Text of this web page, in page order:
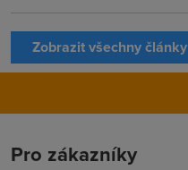
Zobrazit všechny články
Pro zákazníky